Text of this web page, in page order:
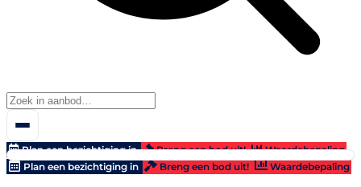
Plan een bezichtiging in Breng een bod uit!
Waardebepaling
Plan een bezichtiging in
Breng een bod uit! Waardebepaling